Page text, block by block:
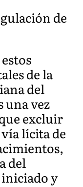
de
de la
del
vez
excluir
lícita de
del
y